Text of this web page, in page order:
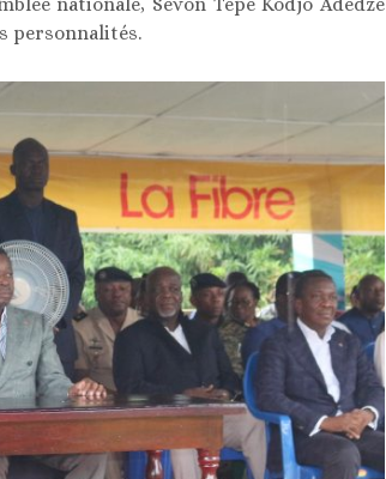
nationale, Sévon Tépé Kodjo Adédzé
personnalités.